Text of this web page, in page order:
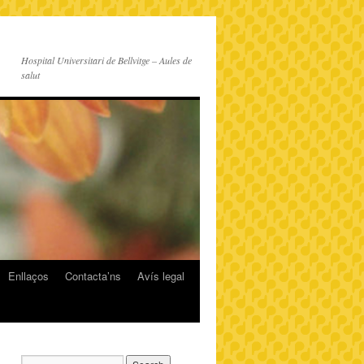
Hospital Universitari de Bellvitge – Aules de
salut
Enllaços Contacta’ns
Avís legal